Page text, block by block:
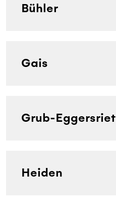
Bühler
Gais
Grub-Eggersriet
Heiden